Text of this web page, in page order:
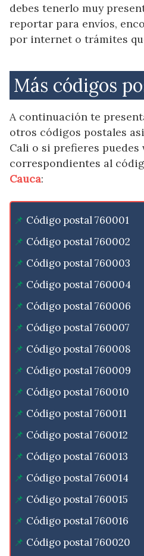
debes tenerlo muy
reportar para envíos,
por internet o trámites
Más códigos
A continuación te
otros códigos postales
Cali o si prefieres
correspondientes al
Cauca:
Código postal 760001
Código postal 760002
Código postal 760003
Código postal 760004
Código postal 760006
Código postal 760007
Código postal 760008
Código postal 760009
Código postal 760010
Código postal 760011
Código postal 760012
Código postal 760013
Código postal 760014
Código postal 760015
Código postal 760016
Código postal 760020